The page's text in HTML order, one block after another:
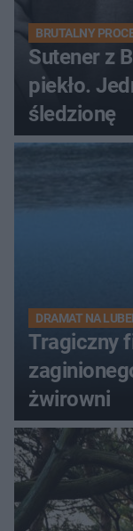
BRUTALNY
Sutener z
piekło.
śledzionę
DRAMAT NA
Tragiczny
żwirowni